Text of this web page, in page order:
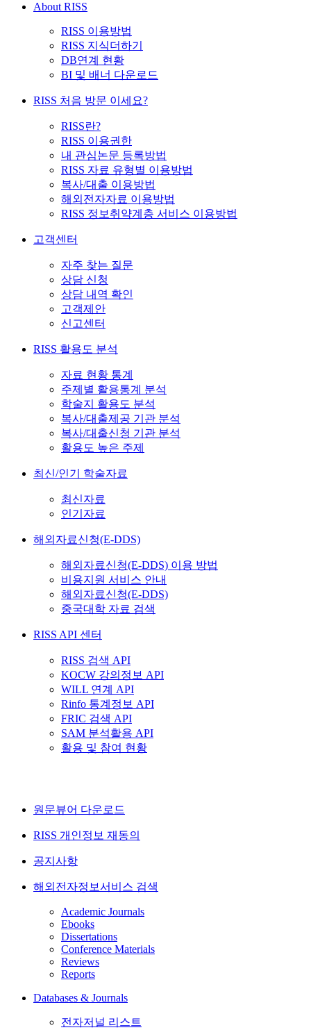
About RISS
RISS 이용방법
RISS 지식더하기
DB연계 현황
BI 및 배너 다운로드
RISS 처음 방문 이세요?
RISS란?
RISS 이용권한
내 관심논문 등록방법
RISS 자료 유형별 이용방법
복사/대출 이용방법
해외전자자료 이용방법
RISS 정보취약계층 서비스 이용방법
고객센터
자주 찾는 질문
상담 신청
상담 내역 확인
고객제안
신고센터
RISS 활용도 분석
자료 현황 통계
주제별 활용통계 분석
학술지 활용도 분석
복사/대출제공 기관 분석
복사/대출신청 기관 분석
활용도 높은 주제
최신/인기 학술자료
최신자료
인기자료
해외자료신청(E-DDS)
해외자료신청(E-DDS) 이용 방법
비용지원 서비스 안내
해외자료신청(E-DDS)
중국대학 자료 검색
RISS API 센터
RISS 검색 API
KOCW 강의정보 API
WILL 연계 API
Rinfo 통계정보 API
FRIC 검색 API
SAM 분석활용 API
활용 및 참여 현황
원문뷰어 다운로드
RISS 개인정보 재동의
공지사항
해외전자정보서비스 검색
Academic Journals
Ebooks
Dissertations
Conference Materials
Reviews
Reports
Databases & Journals
전자저널 리스트